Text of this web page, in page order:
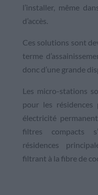
l’installer, même
d’accès.
Ces solutions sont
terme
donc d’une grande
Les micro-stations
pour les résidences
électricité
filtres compacts
résidences
filtrant à la fibre de